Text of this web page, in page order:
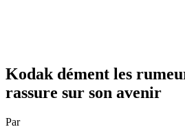
Kodak dément les
rassure sur son avenir
Par